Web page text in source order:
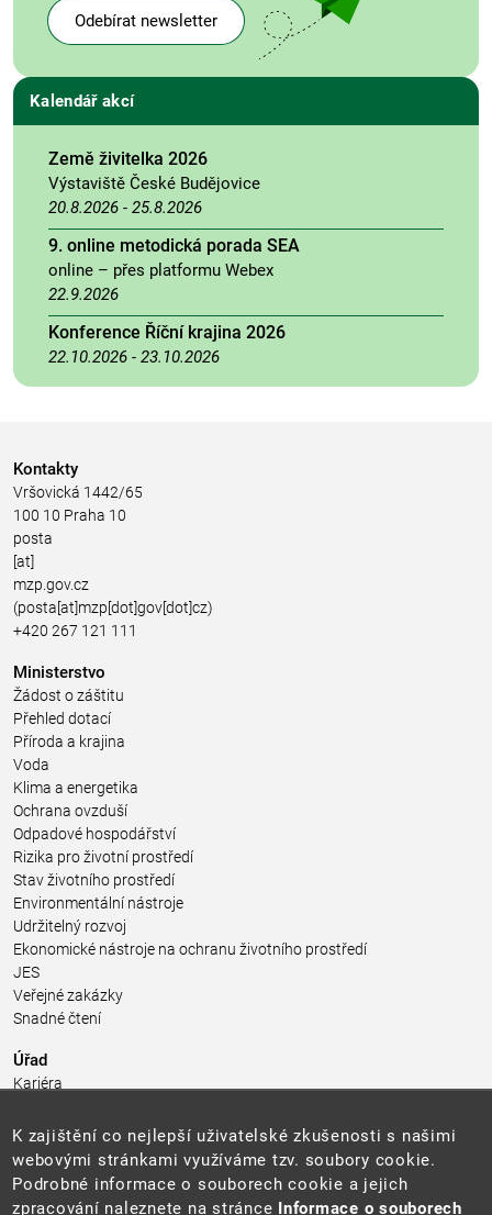
Odebírat newsletter
Kalendář akcí
Země živitelka 2026
Výstaviště České Budějovice
20.8.2026 - 25.8.2026
9. online metodická porada SEA
online – přes platformu Webex
22.9.2026
Konference Říční krajina 2026
22.10.2026 - 23.10.2026
Kontakty
Vršovická 1442/65
100 10 Praha 10
posta
[at]
mzp.gov.cz
(posta[at]mzp[dot]gov[dot]cz)
+420 267 121 111
Ministerstvo
Žádost o záštitu
Přehled dotací
Příroda a krajina
Voda
Klima a energetika
Ochrana ovzduší
Odpadové hospodářství
Rizika pro životní prostředí
Stav životního prostředí
Environmentální nástroje
Udržitelný rozvoj
Ekonomické nástroje na ochranu životního prostředí
JES
Veřejné zakázky
Snadné čtení
Úřad
Kariéra
Pro média a veřejnost
Povinně zveřejňované informace
Kontakty
Přistupnost budovy úřadu MŽP
(PDF, 204 kB)
K zajištění co nejlepší uživatelské zkušenosti s našimi
webovými stránkami využíváme tzv. soubory cookie.
Podrobné informace o souborech cookie a jejich
zpracování naleznete na stránce Informace o souborech